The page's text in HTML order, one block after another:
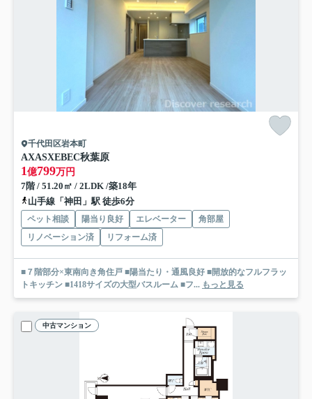
千代田区岩本町
AXASXEBEC秋葉原
1億799万円
7階 / 51.20㎡ / 2LDK /築18年
山手線「神田」駅 徒歩6分
ペット相談 陽当り良好 エレベーター
角部屋
リノベーション済
リフォーム済
■７階部分×東南向き角住戸 ■陽当たり・通風良好 ■開放的なフルフラッ
トキッチン ■1418サイズの大型バスルーム ■フ... もっと見る
中古マンション